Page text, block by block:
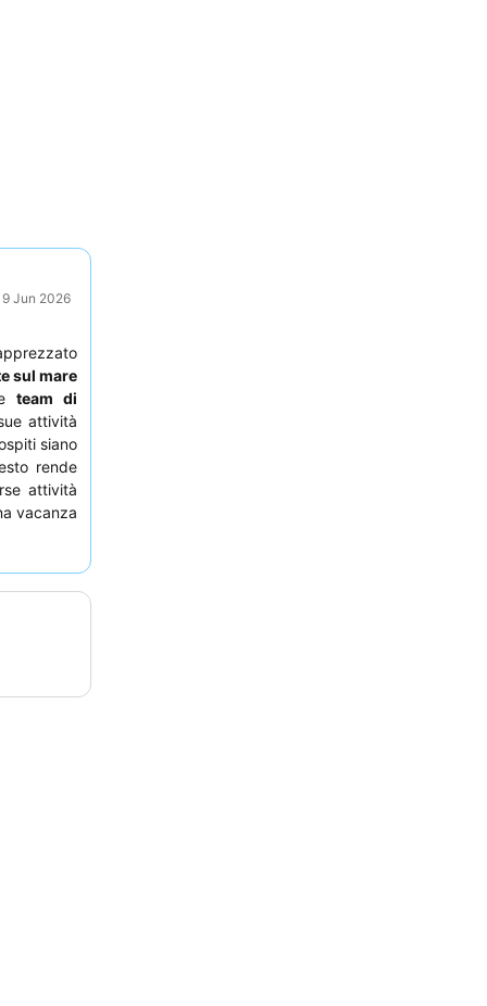
9 Jun 2026
sul mare
team di
attività
siano
rende
attività
vacanza